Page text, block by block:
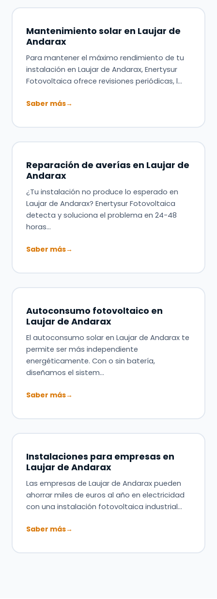
Mantenimiento solar en Laujar de
Andarax
Para mantener el máximo rendimiento de tu
instalación en Laujar de Andarax, Enertysur
Fotovoltaica ofrece revisiones periódicas, l…
Saber más→
Reparación de averías en Laujar de
Andarax
¿Tu instalación no produce lo esperado en
Laujar de Andarax? Enertysur Fotovoltaica
detecta y soluciona el problema en 24-48
horas…
Saber más→
Autoconsumo fotovoltaico en
Laujar de Andarax
El autoconsumo solar en Laujar de Andarax te
permite ser más independiente
energéticamente. Con o sin batería,
diseñamos el sistem…
Saber más→
Instalaciones para empresas en
Laujar de Andarax
Las empresas de Laujar de Andarax pueden
ahorrar miles de euros al año en electricidad
con una instalación fotovoltaica industrial…
Saber más→